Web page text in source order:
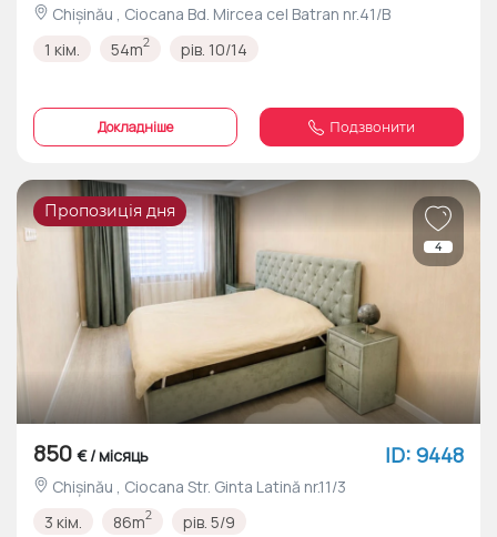
Chișinău , Ciocana Bd. Mircea cel Batran nr.41/B
1 кім.
54m2 рів. 10/14
Докладніше Подзвонити
4
Пропозиція дня
850 € / місяць ID: 9448
Chișinău , Ciocana Str. Ginta Latină nr.11/3
3 кім.
86m2 рів. 5/9